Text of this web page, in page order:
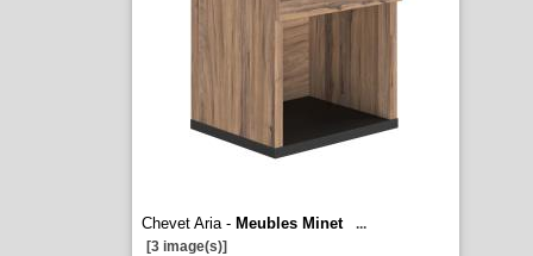
Chevet Aria - Meubles Minet
...
[3 image(s)]